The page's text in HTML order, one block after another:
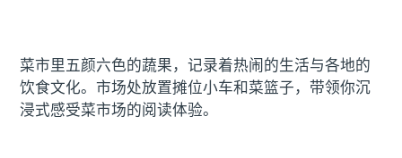
菜市里五颜六色的蔬果，记录着热闹的生活与各地的
饮食文化。市场处放置摊位小车和菜篮子，带领你沉
浸式感受菜市场的阅读体验。